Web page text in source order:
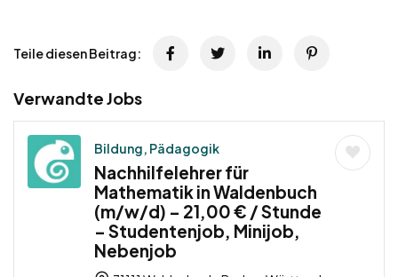
Teile diesen Beitrag:
Verwandte Jobs
Bildung, Pädagogik
Nachhilfelehrer für
Mathematik in Waldenbuch
(m/w/d) – 21,00 € / Stunde
– Studentenjob, Minijob,
Nebenjob